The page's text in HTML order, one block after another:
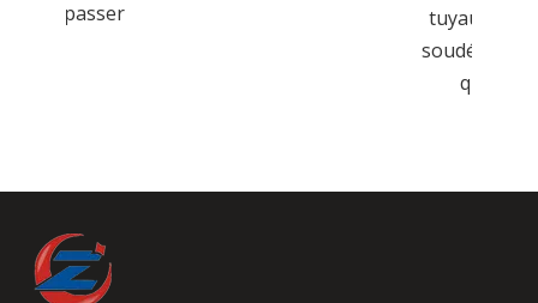
tuyau de tube
soudé de haute